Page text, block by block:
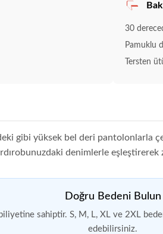
30
Pamuklu
Tersten
gibi yüksek bel deri
denimlerle eşleştirerek
Doğru Bedeni Bulun
sahiptir. S, M, L, XL ve 2XL
edebilirsiniz.